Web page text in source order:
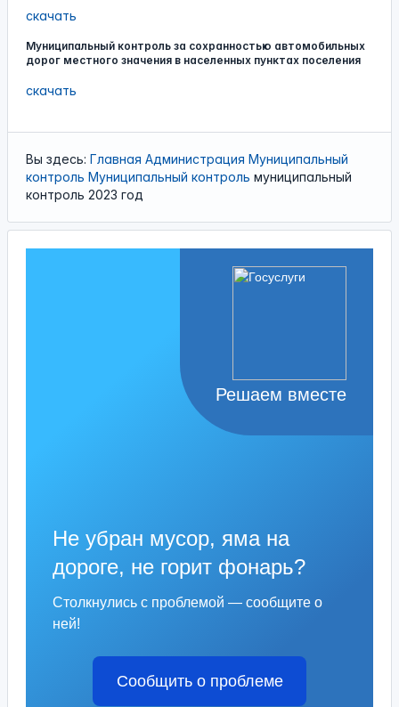
скачать
Муниципальный контроль за сохранностью автомобильных
дорог местного значения в населенных пунктах поселения
скачать
Вы здесь: Главная Администрация Муниципальный
контроль Муниципальный контроль муниципальный
контроль 2023 год
Решаем вместе
Не убран мусор, яма на
дороге, не горит фонарь?
Столкнулись с проблемой — сообщите о
ней!
Сообщить о проблеме